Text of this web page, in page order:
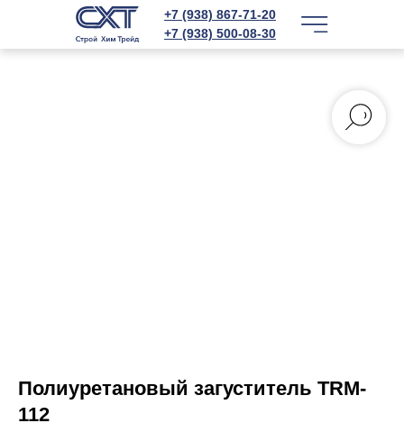
+7 (938) 867-71-20
+7 (938) 500-08-30
Полиуретановый загуститель TRM-
112